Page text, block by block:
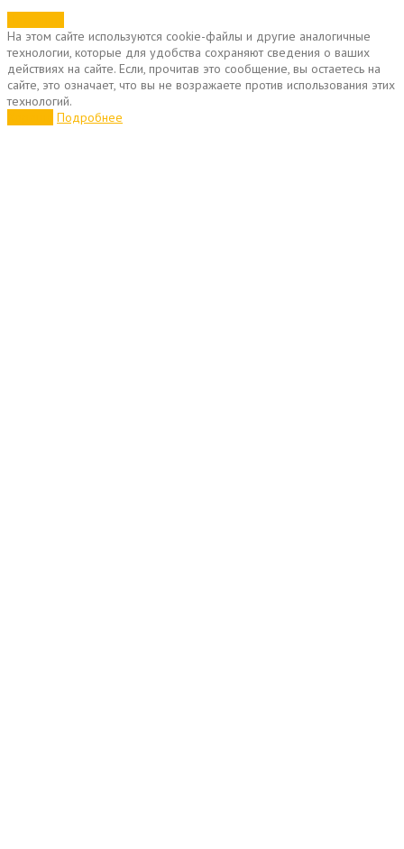
На этом сайте используются cookie-файлы и другие аналогичные
технологии, которые для удобства сохраняют сведения о ваших
действиях на сайте. Если, прочитав это сообщение, вы остаетесь на
сайте, это означает, что вы не возражаете против использования этих
технологий.
Подробнее